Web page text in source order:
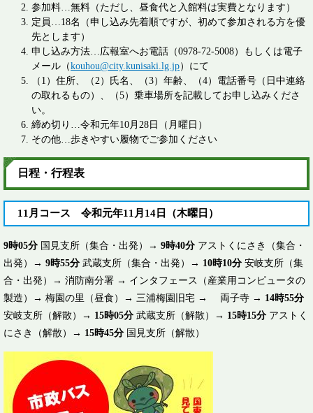
参加料…無料（ただし、昼食代と入館料は実費となります）
定員…18名（申し込み先着順ですが、初めて参加される方を優
先とします）
申し込み方法…広報室へお電話（0978-72-5008）もしくは電子
メール（kouhou@city.kunisaki.lg.jp）にて
（1）住所、（2）氏名、（3）年齢、（4）電話番号（日中連絡
の取れるもの）、（5）乗車場所を記載してお申し込みくださ
い。
締め切り…令和元年10月28日（月曜日）
その他…歩きやすい履物でご参加ください
日程・行程表
11月コース 令和元年11月14日（木曜日）
9時05分 国見支所（集合・出発）→ 9時40分 アストくにさき（集合・
出発）→ 9時55分 武蔵支所（集合・出発）→ 10時10分 安岐支所（集
合・出発）→ 消防南分署 → インタフェース（産業用コンピュータの
製造）→ 梅園の里（昼食）→ 三浦梅園旧宅 → 両子寺 → 14時55分
安岐支所（解散）→ 15時05分 武蔵支所（解散）→ 15時15分 アストく
にさき（解散）→ 15時45分 国見支所（解散）